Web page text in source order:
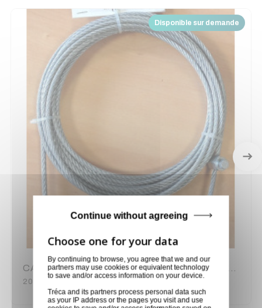
Disponible sur demande
200650071
By continuing to browse, you agree that we and our
partners may use cookies or equivalent technology
to save and/or access information on your device.
Tréca and its partners process personal data such
as your IP address or the pages you visit and use
Continue without agreeing